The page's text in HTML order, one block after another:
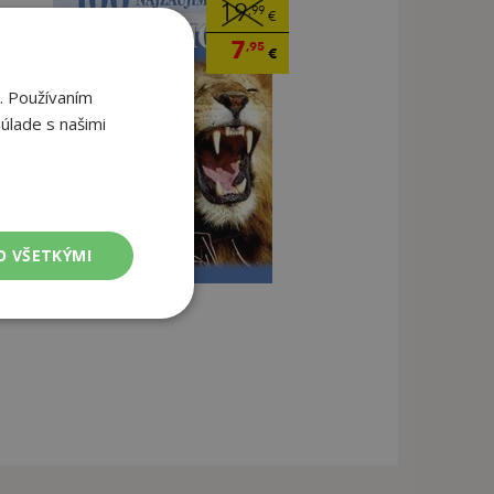
19,99 €
7,95 €
s našimi
VŠETKÝMI